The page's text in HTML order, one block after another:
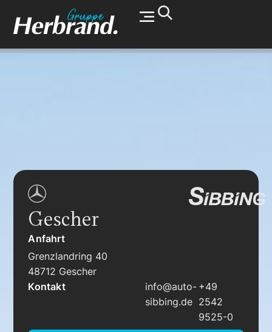
Gescher
Anfahrt
Grenzlandring 40
48712 Gescher
Kontakt
info@auto-
sibbing.de
+49
2542
9525-0